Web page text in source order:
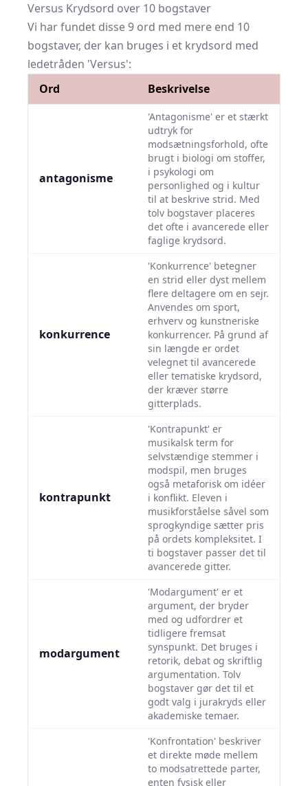
Versus Krydsord over 10 bogstaver
Vi har fundet disse 9 ord med mere end 10
bogstaver, der kan bruges i et krydsord med
ledetråden 'Versus':
Ord
Beskrivelse
antagonisme
'Antagonisme' er et stærkt
udtryk for
modsætningsforhold, ofte
brugt i biologi om stoffer,
i psykologi om
personlighed og i kultur
til at beskrive strid. Med
tolv bogstaver placeres
det ofte i avancerede eller
faglige krydsord.
konkurrence
'Konkurrence' betegner
en strid eller dyst mellem
flere deltagere om en sejr.
Anvendes om sport,
erhverv og kunstneriske
konkurrencer. På grund af
sin længde er ordet
velegnet til avancerede
eller tematiske krydsord,
der kræver større
gitterplads.
kontrapunkt
'Kontrapunkt' er
musikalsk term for
selvstændige stemmer i
modspil, men bruges
også metaforisk om idéer
i konflikt. Eleven i
musikforståelse såvel som
sprogkyndige sætter pris
på ordets kompleksitet. I
ti bogstaver passer det til
avancerede gitter.
modargument
'Modargument' er et
argument, der bryder
med og udfordrer et
tidligere fremsat
synspunkt. Det bruges i
retorik, debat og skriftlig
argumentation. Tolv
bogstaver gør det til et
godt valg i jurakryds eller
akademiske temaer.
'Konfrontation' beskriver
et direkte møde mellem
to modsatrettede parter,
enten fysisk eller